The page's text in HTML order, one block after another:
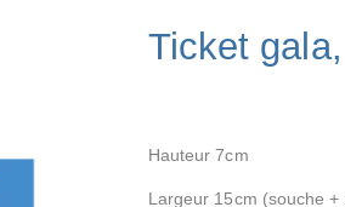
Ticket
Hauteur 7cm
Largeur 15cm (souche